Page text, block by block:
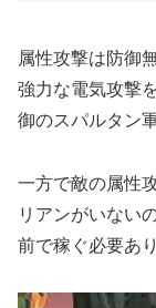
属性攻撃は防御
強力な電気攻撃
御のスパルタン
一方で敵の属性
リアンがいない
前で稼ぐ必要あり